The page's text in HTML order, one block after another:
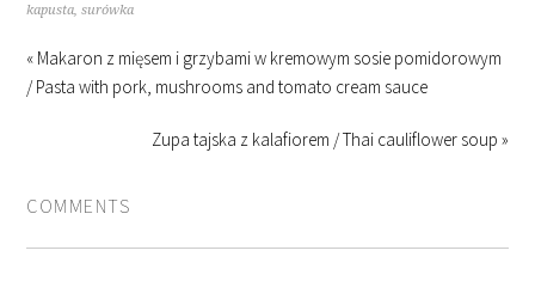
kapusta,surówka
« Makaron z mięsem i grzybami w kremowym sosie pomidorowym
/ Pasta with pork, mushrooms and tomato cream sauce
Zupa tajska z kalafiorem / Thai cauliflower soup »
COMMENTS